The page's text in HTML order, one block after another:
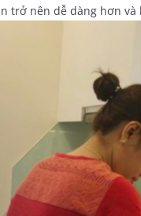
trở nên dễ dàng hơn và